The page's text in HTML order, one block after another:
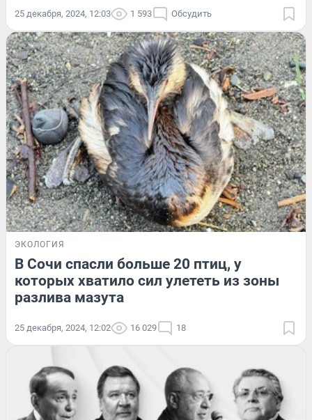
25 декабря, 2024, 12:03 1 593 Обсудить
ЭКОЛОГИЯ
В Сочи спасли больше 20 птиц, у
которых хватило сил улететь из зоны
разлива мазута
25 декабря, 2024, 12:02 16 029 18